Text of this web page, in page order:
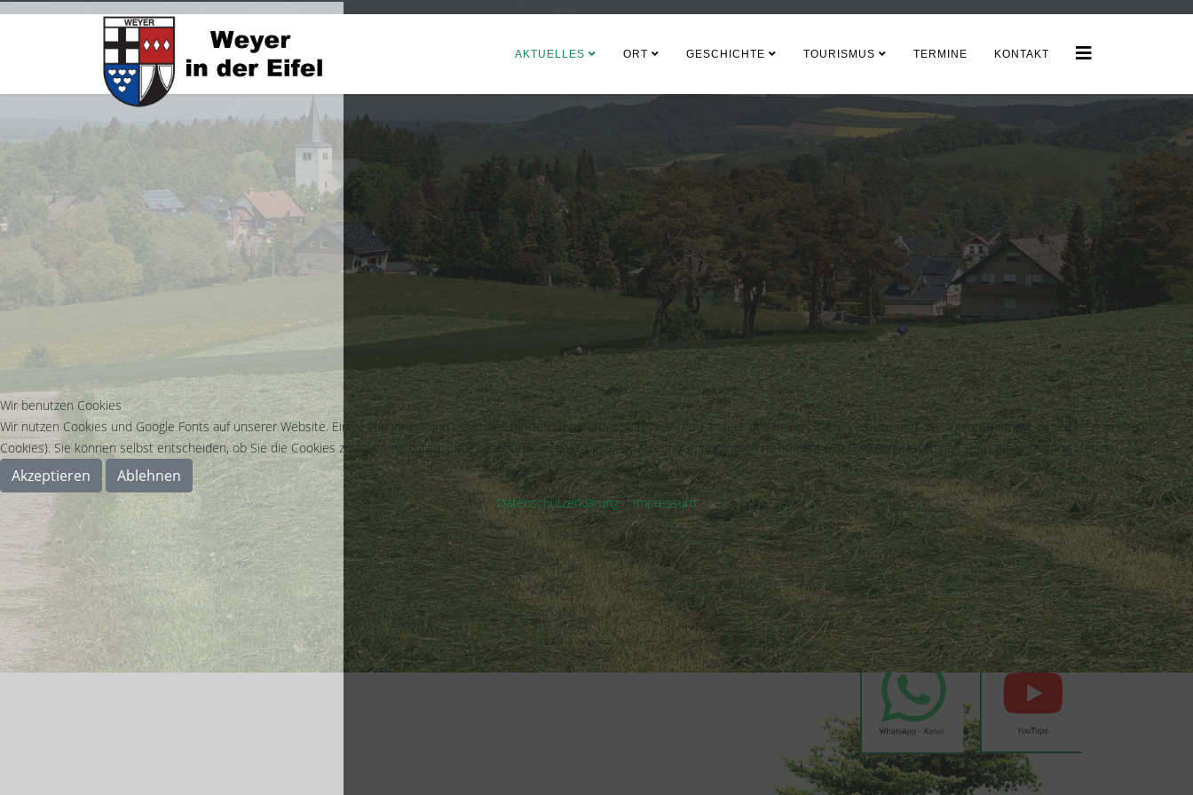
AKTUELLES ORT GESCHICHTE TOURISMUS TERMINE KONTAKT
Ingo Keller
Kontakt
Position: Bankpaten - Programm
Adresse:Kirchenweg
53894 Mechernich - Weyer
Mobil:0177 - 454 87 04
Wetter Weyer
Weyer auf Social Media
Wir benutzen Cookies
Wir nutzen Cookies und Google Fonts auf unserer Website. Einige von ihnen sind essenziell für den Betrieb der Seite, während andere uns helfen, diese Website und die Nutzererfahrung zu verbessern (Tracking
Cookies). Sie können selbst entscheiden, ob Sie die Cookies zulassen möchten. Bitte beachten Sie, dass bei einer Ablehnung womöglich nicht mehr alle Funktionalitäten der Seite zur Verfügung stehen.
Akzeptieren Ablehnen
Datenschutzerklärung|Impressum